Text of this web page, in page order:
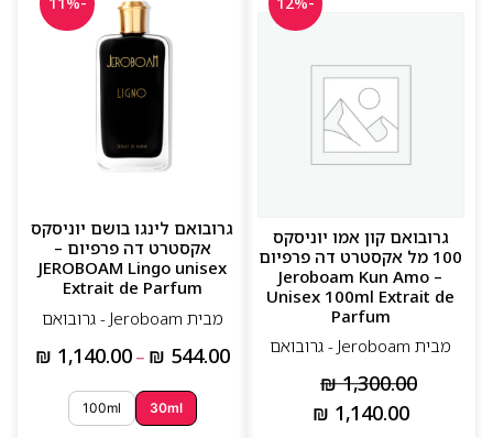
גרובואם קון אמו יוניסקס
100 מל אקסטרט דה פרפיום
– Jeroboam Kun Amo
Unisex 100ml Extrait de
Parfum
מבית Jeroboam - גרובואם
₪1,300.00
₪ 1,140.00
גרובואם לינגו בושם יוניסקס
אקסטרט דה פרפיום –
JEROBOAM Lingo unisex
Extrait de Parfum
מבית Jeroboam - גרובואם
₪ 544.00
–
₪ 1,140.00
30ml
100ml